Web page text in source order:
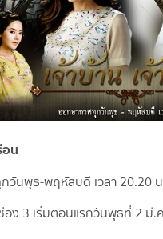
อน
วันพุธ-พฤหัสบดี เวลา 20.20
อง 3 เริ่มตอนแรกวันพุธที่ 2 มี.